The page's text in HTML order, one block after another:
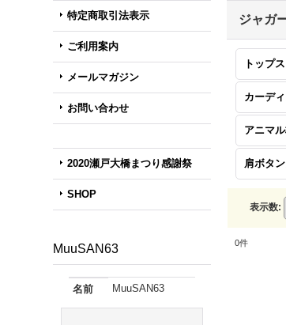
特定商取引法表示
ご利用案内
メールマガジン
お問い合わせ
2020瀬戸大橋まつり感謝祭
SHOP
MuuSAN63
名前 MuuSAN63
ジャガ
トップ
カーデ
アニマ
肩ボタ
表示数:
0件